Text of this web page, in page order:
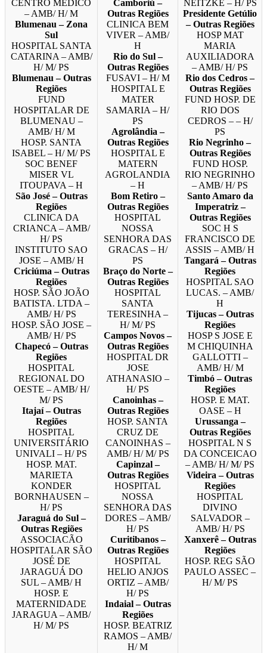
CENTRO MEDICO
– AMB/ H/ M
Blumenau – Zona
Sul
HOSPITAL SANTA
CATARINA – AMB/
H/ M/ PS
Blumenau – Outras
Regiões
FUND
HOSPITALAR DE
BLUMENAU –
AMB/ H/ M
HOSP. SANTA
ISABEL – H/ M/ PS
SOC BENEF
MISER VL
ITOUPAVA – H
São José – Outras
Regiões
CLINICA DA
CRIANCA – AMB/
H/ PS
INSTITUTO SAO
JOSE – AMB/ H
Criciúma – Outras
Regiões
HOSP. SÃO JOÃO
BATISTA. LTDA –
AMB/ H/ PS
HOSP. SÃO JOSE –
AMB/ H/ PS
Chapecó – Outras
Regiões
HOSPITAL
REGIONAL DO
OESTE – AMB/ H/
M/ PS
Itajaí – Outras
Regiões
HOSPITAL
UNIVERSITÁRIO
UNIVALI – H/ PS
HOSP. MAT.
MARIETA
KONDER
BORNHAUSEN –
H/ PS
Jaraguá do Sul –
Outras Regiões
ASSOCIACÃO
HOSPITALAR SÃO
JOSÉ DE
JARAGUÁ DO
SUL – AMB/ H
HOSP. E
MATERNIDADE
JARAGUA – AMB/
H/ M/ PS
Camboriú –
Outras Regiões
CLINICA BEM
VIVER – AMB/
H
Rio do Sul –
Outras Regiões
FUSAVI – H/ M
HOSPITAL E
MATER
SAMARIA – H/
PS
Agrolândia –
Outras Regiões
HOSPITAL E
MATERN
AGROLANDIA
– H
Bom Retiro –
Outras Regiões
HOSPITAL
NOSSA
SENHORA DAS
GRACAS – H/
PS
Braço do Norte –
Outras Regiões
HOSPITAL
SANTA
TERESINHA –
H/ M/ PS
Campos Novos –
Outras Regiões
HOSPITAL DR
JOSE
ATHANASIO –
H/ PS
Canoinhas –
Outras Regiões
HOSP. SANTA
CRUZ DE
CANOINHAS –
AMB/ H/ M/ PS
Capinzal –
Outras Regiões
HOSPITAL
NOSSA
SENHORA DAS
DORES – AMB/
H/ PS
Curitibanos –
Outras Regiões
HOSPITAL
HELIO ANJOS
ORTIZ – AMB/
H/ PS
Indaial – Outras
Regiões
HOSP. BEATRIZ
RAMOS – AMB/
H/ M
NEITZKE – H/ PS
Presidente Getúlio
– Outras Regiões
HOSP MAT
MARIA
AUXILIADORA
– AMB/ H/ PS
Rio dos Cedros –
Outras Regiões
FUND HOSP. DE
RIO DOS
CEDROS – – H/
PS
Rio Negrinho –
Outras Regiões
FUND HOSP.
RIO NEGRINHO
– AMB/ H/ PS
Santo Amaro da
Imperatriz –
Outras Regiões
SOC H S
FRANCISCO DE
ASSIS – AMB/ H
Tangará – Outras
Regiões
HOSPITAL SAO
LUCAS. – AMB/
H
Tijucas – Outras
Regiões
HOSP S JOSE E
M CHIQUINHA
GALLOTTI –
AMB/ H/ M
Timbó – Outras
Regiões
HOSP. E MAT.
OASE – H
Urussanga –
Outras Regiões
HOSPITAL N S
DA CONCEICAO
– AMB/ H/ M/ PS
Videira – Outras
Regiões
HOSPITAL
DIVINO
SALVADOR –
AMB/ H/ PS
Xanxerê – Outras
Regiões
HOSP. REG SÃO
PAULO ASSEC –
H/ M/ PS